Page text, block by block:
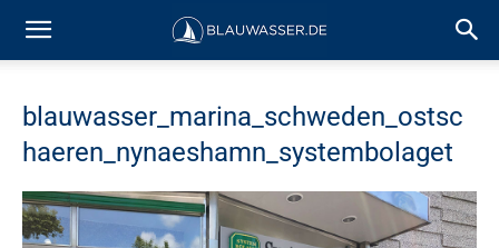
blauwasser_marina_schweden_ostsc
haeren_nynaeshamn_systembolaget